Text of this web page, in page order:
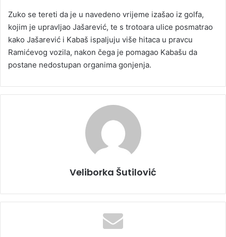
Zuko se tereti da je u navedeno vrijeme izašao iz golfa,
kojim je upravljao Jašarević, te s trotoara ulice posmatrao
kako Jašarević i Kabaš ispaljuju više hitaca u pravcu
Ramićevog vozila, nakon čega je pomagao Kabašu da
postane nedostupan organima gonjenja.
Veliborka Šutilović